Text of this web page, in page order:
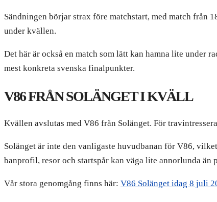
Sändningen börjar strax före matchstart, med match
under kvällen.
Det här är också en match som lätt kan hamna lite under
mest konkreta svenska finalpunkter.
V86 FRÅN SOLÄNGET I KVÄLL
Kvällen avslutas med V86 från Solänget. För
Solänget är inte den vanligaste huvudbanan för V86,
banprofil, resor och startspår kan väga lite annorlunda än
Vår stora genomgång finns här: V86 Solänget idag 8 juli